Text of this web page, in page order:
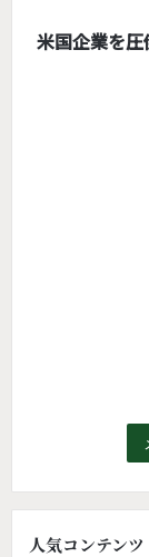
米国企業を
人気コンテンツ